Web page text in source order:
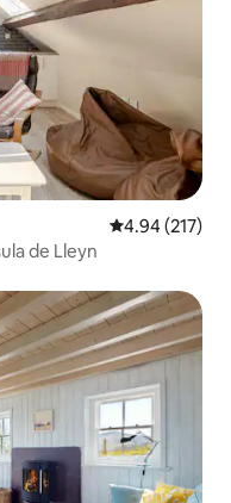
Calificación
4.94 (217)
de Lleyn